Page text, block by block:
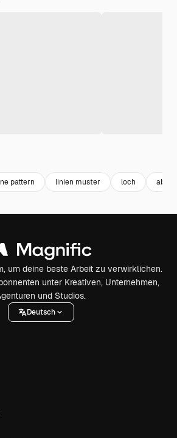
pattern linien muster loch
um deine beste Arbeit zu verwirklichen.
unter Kreativen, Unternehmen,
und Studios.
Deutsch